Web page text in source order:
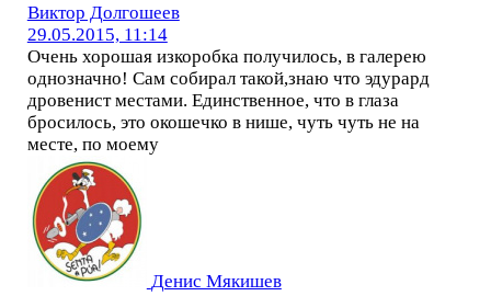
Виктор Долгошеев
29.05.2015, 11:14
Очень хорошая изкоробка получилось, в галерею
однозначно! Сам собирал такой,знаю что эдурард
дровенист местами. Единственное, что в глаза
бросилось, это окошечко в нише, чуть чуть не на
месте, по моему
Денис Мякишев